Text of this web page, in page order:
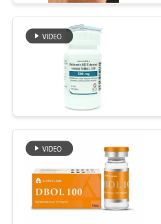
GIRO
DELLA
FABBRICA
CONTROLLO
DI
QUALITÀ
CONTATTICI